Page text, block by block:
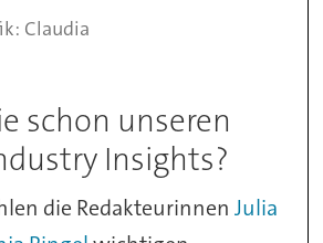
Claudia
schon unseren
Insights?
die RedakteurinnenJulia